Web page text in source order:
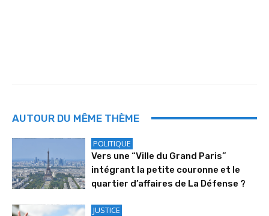
AUTOUR DU MÊME THÈME
POLITIQUE
Vers une “Ville du Grand Paris”
intégrant la petite couronne et le
quartier d’affaires de La Défense ?
JUSTICE